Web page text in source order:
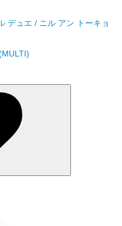
デュエ / ニル アン トーキョ